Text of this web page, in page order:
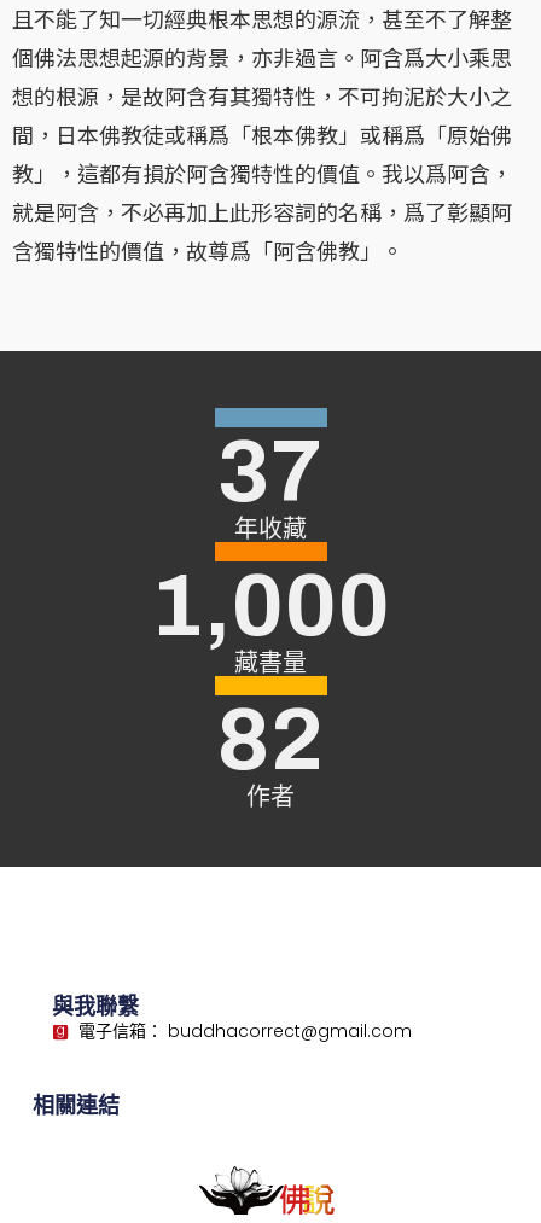
且不能了知一切經典根本思想的源流，甚至不了解整
個佛法思想起源的背景，亦非過言。阿含爲大小乘思
想的根源，是故阿含有其獨特性，不可拘泥於大小之
間，日本佛教徒或稱爲「根本佛教」或稱爲「原始佛
教」，這都有損於阿含獨特性的價值。我以爲阿含，
就是阿含，不必再加上此形容詞的名稱，爲了彰顯阿
含獨特性的價值，故尊爲「阿含佛教」。
年收藏
37
藏書量
1,000
作者
82
與我聯繫
電子信箱： buddhacorrect@gmail.com
相關連結